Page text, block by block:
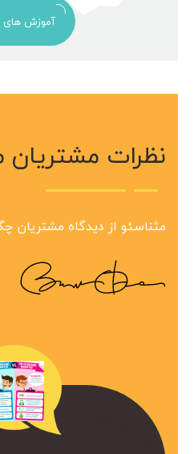
آموزش های
نظرات مشتریان
مثناسئو از دیدگاه مشتریان